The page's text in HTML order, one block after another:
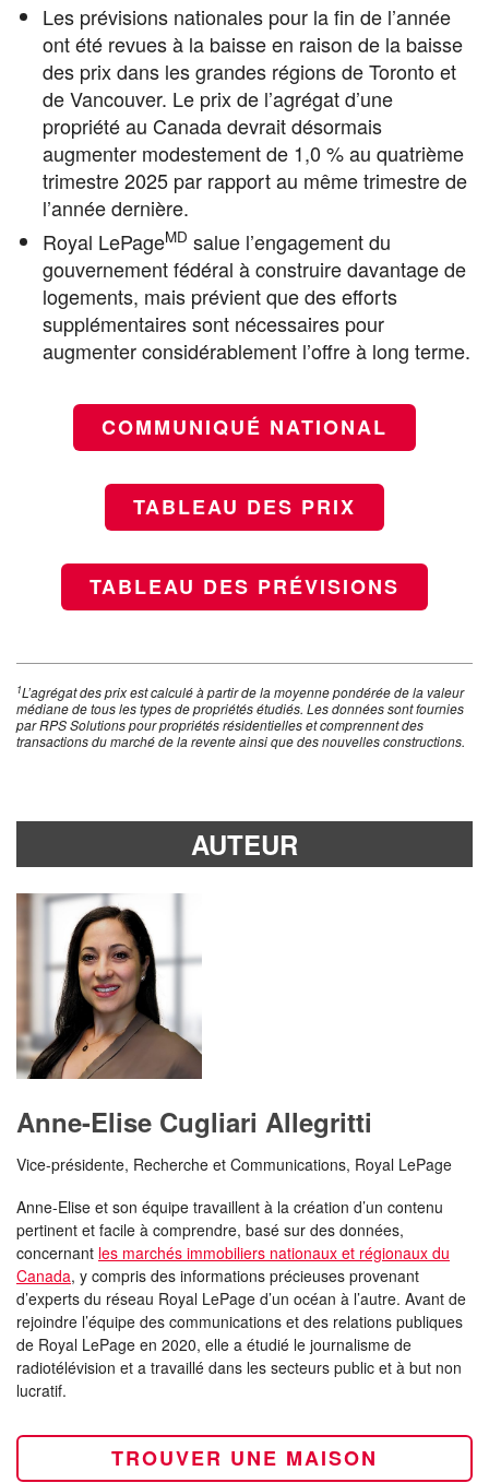
Les prévisions nationales pour la fin de l’année
ont été revues à la baisse en raison de la baisse
des prix dans les grandes régions de Toronto et
de Vancouver. Le prix de l’agrégat d’une
propriété au Canada devrait désormais
augmenter modestement de 1,0 % au quatrième
trimestre 2025 par rapport au même trimestre de
l’année dernière.
Royal LePageMD salue l’engagement du
gouvernement fédéral à construire davantage de
logements, mais prévient que des efforts
supplémentaires sont nécessaires pour
augmenter considérablement l’offre à long terme.
COMMUNIQUÉ NATIONAL
TABLEAU DES PRIX
TABLEAU DES PRÉVISIONS
1L’agrégat des prix est calculé à partir de la moyenne pondérée de la valeur
médiane de tous les types de propriétés étudiés. Les données sont fournies
par RPS Solutions pour propriétés résidentielles et comprennent des
transactions du marché de la revente ainsi que des nouvelles constructions.
AUTEUR
Anne-Elise Cugliari Allegritti
Vice-présidente, Recherche et Communications, Royal LePage
Anne-Elise et son équipe travaillent à la création d’un contenu
pertinent et facile à comprendre, basé sur des données,
concernant les marchés immobiliers nationaux et régionaux du
Canada, y compris des informations précieuses provenant
d’experts du réseau Royal LePage d’un océan à l’autre. Avant de
rejoindre l’équipe des communications et des relations publiques
de Royal LePage en 2020, elle a étudié le journalisme de
radiotélévision et a travaillé dans les secteurs public et à but non
lucratif.
TROUVER UNE MAISON